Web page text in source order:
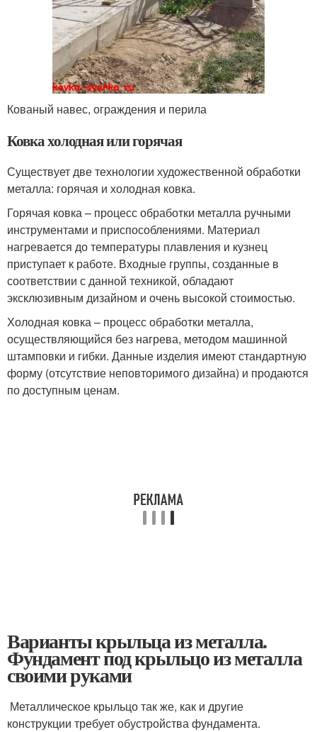
Кованый навес, ограждения и перила
Ковка холодная или горячая
Существует две технологии художественной обработки
металла: горячая и холодная ковка.
Горячая ковка – процесс обработки металла ручными
инструментами и приспособлениями. Материал
нагревается до температуры плавления и кузнец
приступает к работе. Входные группы, созданные в
соответствии с данной техникой, обладают
эксклюзивным дизайном и очень высокой стоимостью.
Холодная ковка – процесс обработки металла,
осуществляющийся без нагрева, методом машинной
штамповки и гибки. Данные изделия имеют стандартную
форму (отсутствие неповторимого дизайна) и продаются
по доступным ценам.
Варианты крыльца из металла.
Фундамент под крыльцо из металла
своими руками
Металлическое крыльцо так же, как и другие
конструкции требует обустройства фундамента.